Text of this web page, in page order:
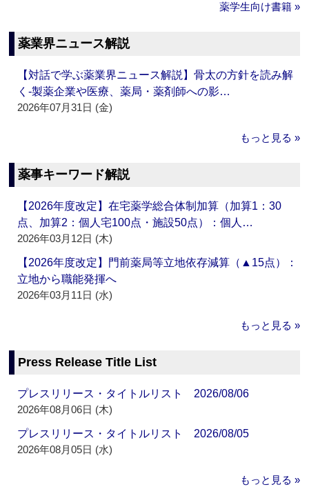
薬学生向け書籍 »
薬業界ニュース解説
【対話で学ぶ薬業界ニュース解説】骨太の方針を読み解
く‐製薬企業や医療、薬局・薬剤師への影…
2026年07月31日 (金)
もっと見る »
薬事キーワード解説
【2026年度改定】在宅薬学総合体制加算（加算1：30
点、加算2：個人宅100点・施設50点）：個人…
2026年03月12日 (木)
【2026年度改定】門前薬局等立地依存減算（▲15点）：
立地から職能発揮へ
2026年03月11日 (水)
もっと見る »
Press Release Title List
プレスリリース・タイトルリスト 2026/08/06
2026年08月06日 (木)
プレスリリース・タイトルリスト 2026/08/05
2026年08月05日 (水)
もっと見る »